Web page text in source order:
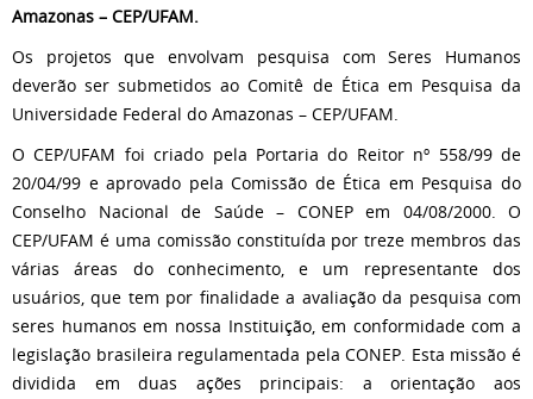
Amazonas – CEP/UFAM.
Os projetos que envolvam pesquisa com Seres Humanos
deverão ser submetidos ao Comitê de Ética em Pesquisa da
Universidade Federal do Amazonas – CEP/UFAM.
O CEP/UFAM foi criado pela Portaria do Reitor nº 558/99 de
20/04/99 e aprovado pela Comissão de Ética em Pesquisa do
Conselho Nacional de Saúde – CONEP em 04/08/2000. O
CEP/UFAM é uma comissão constituída por treze membros das
várias áreas do conhecimento, e um representante dos
usuários, que tem por finalidade a avaliação da pesquisa com
seres humanos em nossa Instituição, em conformidade com a
legislação brasileira regulamentada pela CONEP. Esta missão é
dividida em duas ações principais: a orientação aos